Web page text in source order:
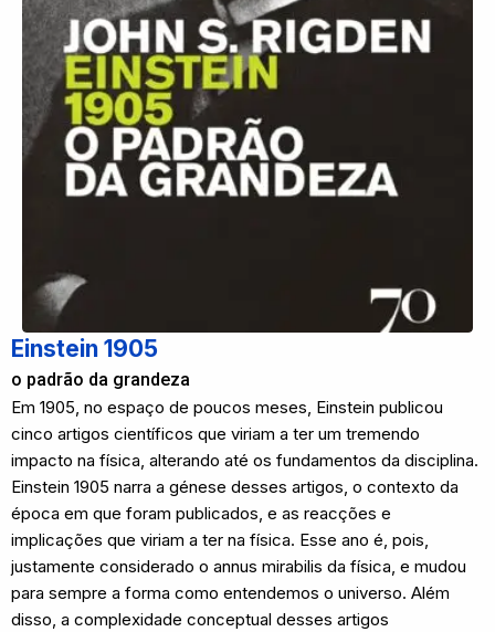
Einstein 1905
o padrão da grandeza
Em 1905, no espaço de poucos meses, Einstein publicou
cinco artigos científicos que viriam a ter um tremendo
impacto na física, alterando até os fundamentos da disciplina.
Einstein 1905 narra a génese desses artigos, o contexto da
época em que foram publicados, e as reacções e
implicações que viriam a ter na física. Esse ano é, pois,
justamente considerado o annus mirabilis da física, e mudou
para sempre a forma como entendemos o universo. Além
disso, a complexidade conceptual desses artigos